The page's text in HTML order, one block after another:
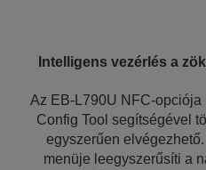
Intelligens vezérlés a
Az EB-L790U NFC-
Config Tool segítségével
egyszerűen
menüje leegyszerűsíti a